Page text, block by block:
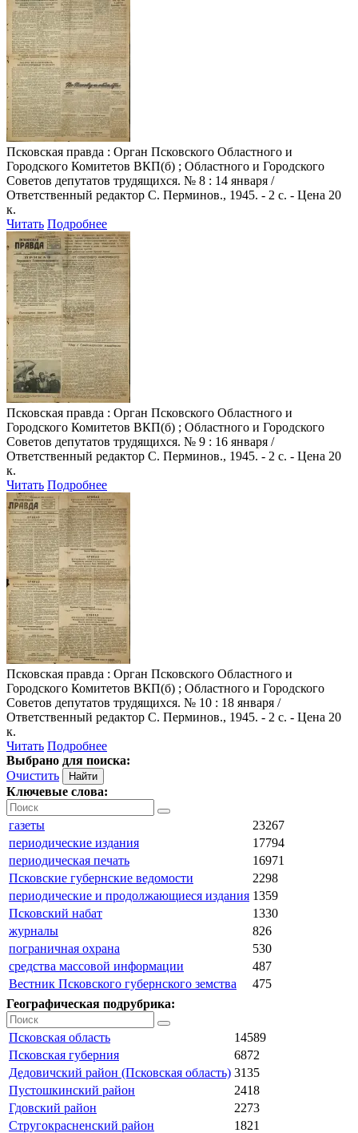
Псковская правда : Орган Псковского Областного и
Городского Комитетов ВКП(б) ; Областного и Городского
Советов депутатов трудящихся. № 8 : 14 января /
Ответственный редактор С. Перминов., 1945. - 2 с. - Цена 20
к.
Читать Подробнее
Псковская правда : Орган Псковского Областного и
Городского Комитетов ВКП(б) ; Областного и Городского
Советов депутатов трудящихся. № 9 : 16 января /
Ответственный редактор С. Перминов., 1945. - 2 с. - Цена 20
к.
Читать Подробнее
Псковская правда : Орган Псковского Областного и
Городского Комитетов ВКП(б) ; Областного и Городского
Советов депутатов трудящихся. № 10 : 18 января /
Ответственный редактор С. Перминов., 1945. - 2 с. - Цена 20
к.
Читать Подробнее
Выбрано для поиска:
Очистить
Ключевые слова:
газеты
23267
периодические издания
17794
периодическая печать
16971
Псковские губернские ведомости
2298
периодические и продолжающиеся издания 1359
Псковский набат
1330
журналы
826
пограничная охрана
530
средства массовой информации
487
Вестник Псковского губернского земства
475
Географическая подрубрика:
Псковская область
14589
Псковская губерния
6872
Дедовичский район (Псковская область) 3135
Пустошкинский район
2418
Гдовский район
2273
Стругокрасненский район
1821